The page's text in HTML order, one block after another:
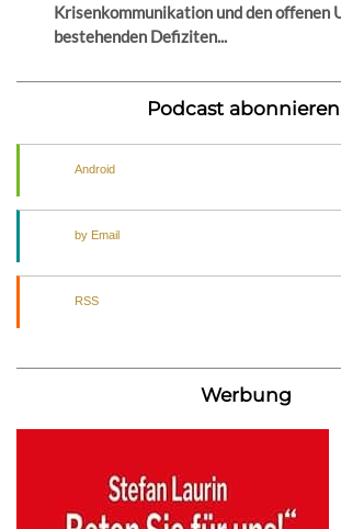
Krisenkommunikation und den offenen
bestehenden Defiziten...
Podcast
Android
by Email
RSS
Werbung